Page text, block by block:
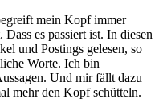
mein Kopf immer
es passiert ist. In diesen
und Postings gelesen, so
Worte. Ich bin
Und mir fällt dazu
mehr den Kopf schütteln.